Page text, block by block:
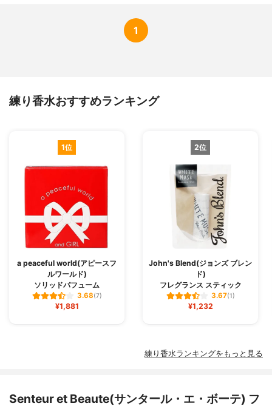
1
練り香水おすすめランキング
1位
a peaceful world(アピースフ
ルワールド)
ソリッドパフューム
3.68(7)
¥1,881
2位
John's Blend(ジョンズ ブレン
ド)
フレグランス スティック
3.67(1)
¥1,232
練り香水ランキングをもっと見る
Senteur et Beaute(サンタール・エ・ボーテ) フ